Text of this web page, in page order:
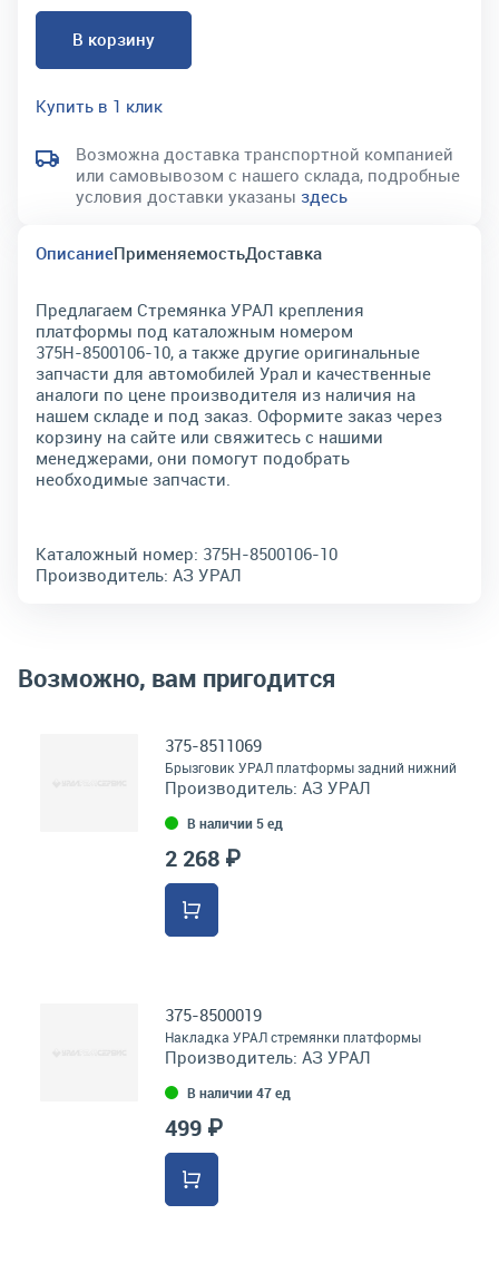
В корзину
Купить в 1 клик
Возможна доставка транспортной компанией
или самовывозом с нашего склада, подробные
условия доставки указаны здесь
ОписаниеПрименяемостьДоставка
Предлагаем Стремянка УРАЛ крепления
платформы под каталожным номером
375Н-8500106-10, а также другие оригинальные
запчасти для автомобилей Урал и качественные
аналоги по цене производителя из наличия на
нашем складе и под заказ. Оформите заказ через
корзину на сайте или свяжитесь с нашими
менеджерами, они помогут подобрать
необходимые запчасти.
Каталожный номер: 375Н-8500106-10
Производитель: АЗ УРАЛ
Возможно, вам пригодится
375-8511069
Брызговик УРАЛ платформы задний нижний
Производитель: АЗ УРАЛ
В наличии 5 ед
2 268 ₽
375-8500019
Накладка УРАЛ стремянки платформы
Производитель: АЗ УРАЛ
В наличии 47 ед
499 ₽